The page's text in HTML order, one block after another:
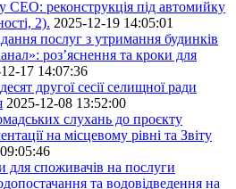
СЕО: реконструкція під автомийку
2). 2025-12-19 14:05:01
послуг з утримання будинків
роз’яснення та кроки для
17 14:07:36
другої сесії селищної ради
2025-12-08 13:52:00
слухань до проєкту
на місцевому рівні та Звіту
для споживачів на послуги
та водовідведення на